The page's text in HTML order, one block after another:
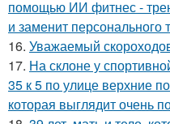
помощью ИИ фитнес -
и заменит персонального
16. Уважаемый
17. На склоне у
35 к 5 по улице верхние
которая выглядит очень